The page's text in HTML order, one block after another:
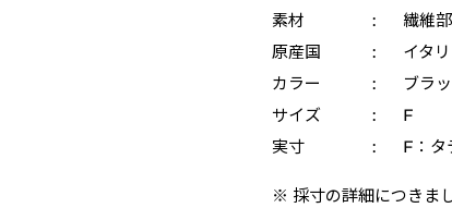
素材
:
繊維
原産国
:
イタ
カラー
:
ブラ
サイズ
:
F
実寸
: F：タ
※ 採寸の詳細につきま